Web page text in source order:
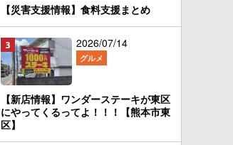
【災害支援情報】食料支援まとめ
2026/07/14
グルメ
【新店情報】ワンダーステーキが東区
にやってくるってよ！！！【熊本市東
区】